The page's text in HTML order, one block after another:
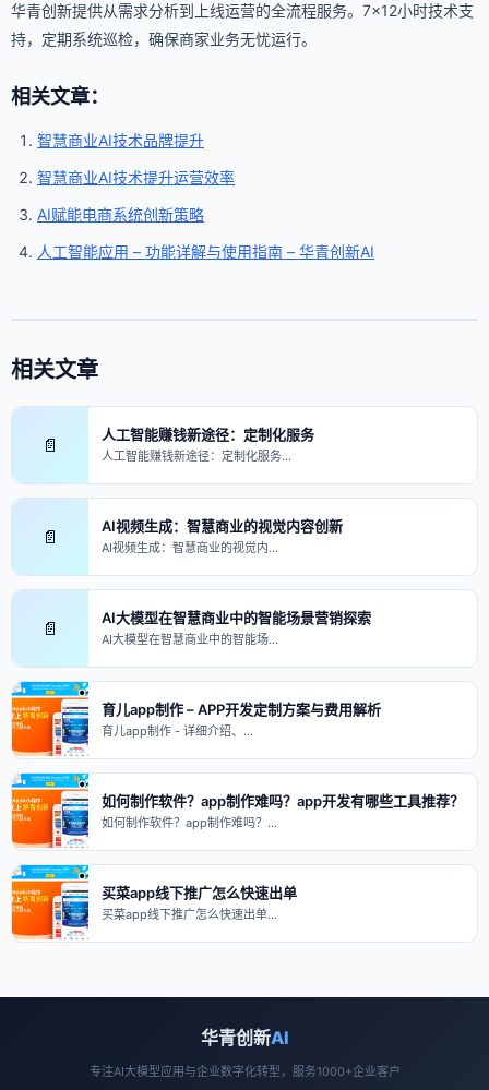
华青创新提供从需求分析到上线运营的全流程服务。7×12小时技术支
持，定期系统巡检，确保商家业务无忧运行。
相关文章：
智慧商业AI技术品牌提升
智慧商业AI技术提升运营效率
AI赋能电商系统创新策略
人工智能应用 – 功能详解与使用指南 – 华青创新AI
相关文章
📄 人工智能赚钱新途径：定制化服务
人工智能赚钱新途径：定制化服务…
📄 AI视频生成：智慧商业的视觉内容创新
AI视频生成：智慧商业的视觉内…
📄 AI大模型在智慧商业中的智能场景营销探索
AI大模型在智慧商业中的智能场…
育儿app制作 – APP开发定制方案与费用解析
育儿app制作 - 详细介绍、…
如何制作软件？app制作难吗？app开发有哪些工具推荐？
如何制作软件？app制作难吗？…
买菜app线下推广怎么快速出单
买菜app线下推广怎么快速出单…
华青创新AI
专注AI大模型应用与企业数字化转型，服务1000+企业客户